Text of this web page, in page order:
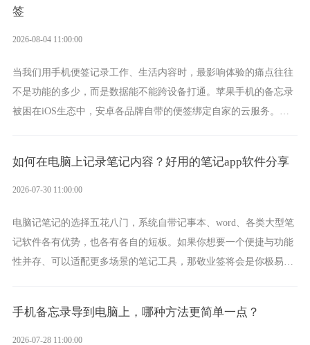
签
2026-08-04 11:00:00
当我们用手机便签记录工作、生活内容时，最影响体验的痛点往往
不是功能的多少，而是数据能不能跨设备打通。苹果手机的备忘录
被困在iOS生态中，安卓各品牌自带的便签绑定自家的云服务。而
如何在电脑上记录笔记内容？好用的笔记app软件分享
2026-07-30 11:00:00
电脑记笔记的选择五花八门，系统自带记事本、word、各类大型笔
记软件各有优势，也各有各自的短板。如果你想要一个便捷与功能
性并存、可以适配更多场景的笔记工具，那敬业签将会是你极易上
手机备忘录导到电脑上，哪种方法更简单一点？
2026-07-28 11:00:00